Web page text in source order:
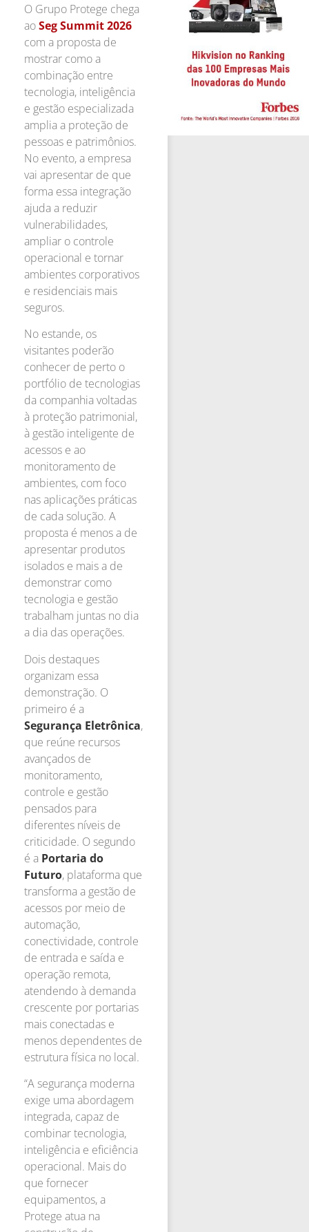
O Grupo Protege chega
aoSeg Summit 2026
com a proposta de
mostrar como a
combinação entre
tecnologia, inteligência
e gestão especializada
amplia a proteção de
pessoas e patrimônios.
No evento, a empresa
vai apresentar de que
forma essa integração
ajuda a reduzir
vulnerabilidades,
ampliar o controle
operacional e tornar
ambientes corporativos
e residenciais mais
seguros.
No estande, os
visitantes poderão
conhecer de perto o
portfólio de tecnologias
da companhia voltadas
à proteção patrimonial,
à gestão inteligente de
acessos e ao
monitoramento de
ambientes, com foco
nas aplicações práticas
de cada solução. A
proposta é menos a de
apresentar produtos
isolados e mais a de
demonstrar como
tecnologia e gestão
trabalham juntas no dia
a dia das operações.
Dois destaques
organizam essa
demonstração. O
primeiro é a
Segurança Eletrônica,
que reúne recursos
avançados de
monitoramento,
controle e gestão
pensados para
diferentes níveis de
criticidade. O segundo
é a Portaria do
Futuro, plataforma que
transforma a gestão de
acessos por meio de
automação,
conectividade, controle
de entrada e saída e
operação remota,
atendendo à demanda
crescente por portarias
mais conectadas e
menos dependentes de
estrutura física no local.
“A segurança moderna
exige uma abordagem
integrada, capaz de
combinar tecnologia,
inteligência e eficiência
operacional. Mais do
que fornecer
equipamentos, a
Protege atua na